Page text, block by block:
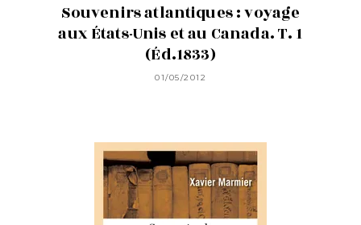
Souvenirs atlantiques : voyage
aux États-Unis et au Canada. T. 1
(Éd.1833)
01/05/2012